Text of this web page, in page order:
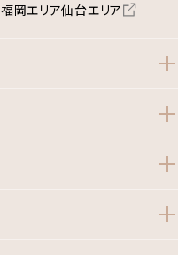
福岡エリア仙台エリア